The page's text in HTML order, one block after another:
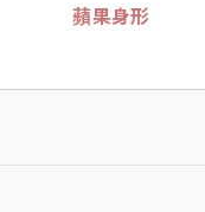
蘋果身形